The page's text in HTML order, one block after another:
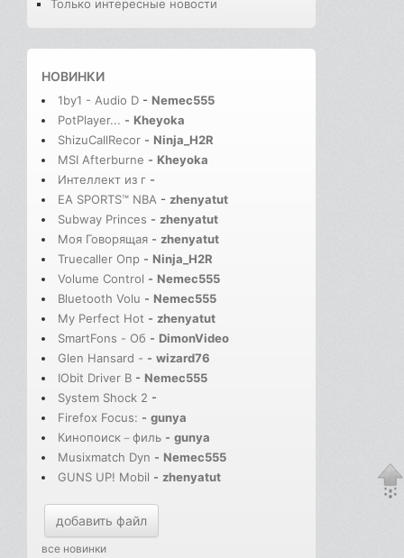
Только интересные новости
НОВИНКИ
1by1 - Audio D - Nemec555
PotPlayer... - Kheyoka
ShizuCallRecor - Ninja_H2R
MSI Afterburne - Kheyoka
Интеллект из г -
EA SPORTS™ NBA - zhenyatut
Subway Princes - zhenyatut
Моя Говорящая - zhenyatut
Truecaller Опр - Ninja_H2R
Volume Control - Nemec555
Bluetooth Volu - Nemec555
My Perfect Hot - zhenyatut
SmartFons - Об - DimonVideo
Glen Hansard - - wizard76
IObit Driver B - Nemec555
System Shock 2 -
Firefox Focus: - gunya
Кинопоиск－филь - gunya
Musixmatch Dyn - Nemec555
GUNS UP! Mobil - zhenyatut
добавить файл
все новинки